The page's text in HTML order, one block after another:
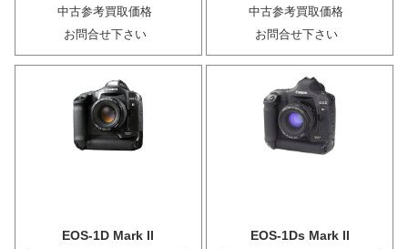
中古参考買取価格
お問合せ下さい
中古参考買取価格
お問合せ下さい
EOS-1D Mark II EOS-1Ds Mark II